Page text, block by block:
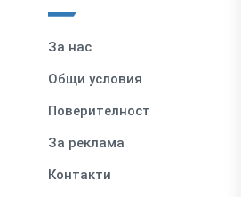
За нас
Общи условия
Поверителност
За реклама
Контакти